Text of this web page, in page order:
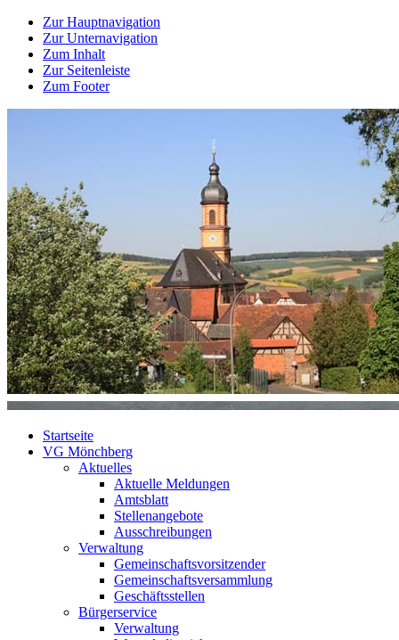
Zur Hauptnavigation
Zur Unternavigation
Zum Inhalt
Zur Seitenleiste
Zum Footer
Startseite
VG Mönchberg
Aktuelles
Aktuelle Meldungen
Amtsblatt
Stellenangebote
Ausschreibungen
Verwaltung
Gemeinschaftsvorsitzender
Gemeinschaftsversammlung
Geschäftsstellen
Bürgerservice
Verwaltung